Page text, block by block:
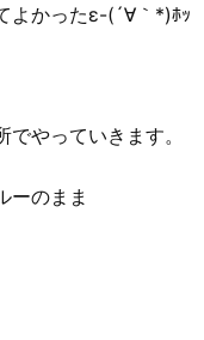
よかったε-(´∀｀*)ﾎｯ
やっていきます。
ーのまま